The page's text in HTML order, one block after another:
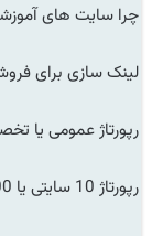
چرا سایت های
لینک سازی برای
رپورتاژ عمومی یا
رپورتاژ 10 سایتی یا 100 سایتی؟